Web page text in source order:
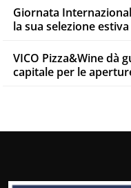
Giornata
la sua selezione estiva
VICO Pizza&Wine dà
capitale per le